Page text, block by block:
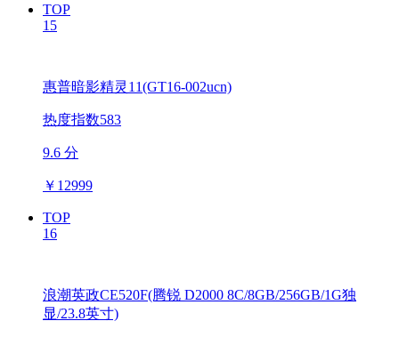
TOP
15
惠普暗影精灵11(GT16-002ucn)
热度指数583
9.6 分
￥ 12999
TOP
16
浪潮英政CE520F(腾锐 D2000 8C/8GB/256GB/1G独
显/23.8英寸)